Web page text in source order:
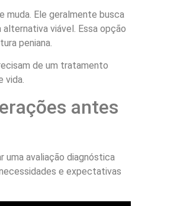
muda. Ele geralmente busca
viável. Essa opção
peniana.
de um tratamento
vida.
antes
uma avaliação diagnóstica
e expectativas